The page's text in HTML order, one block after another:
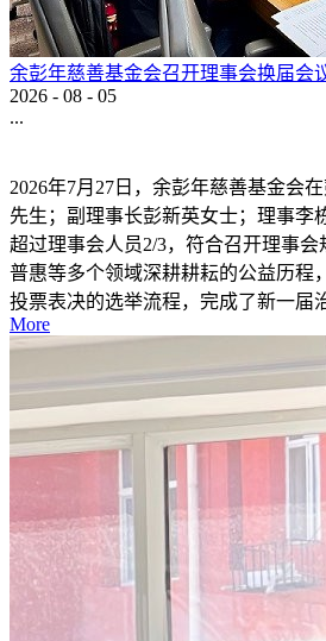
余彭年慈善基金会召开理事会换届会
2026 - 08 - 05
...
2026年7月27日，余彭年慈善基金会
先生；副理事长彭新英女士；理事李
超过理事会人员2/3，符合召开理事
普惠等多个领域深耕耕耘的公益历程
投票表决的选举流程，完成了新一届
More